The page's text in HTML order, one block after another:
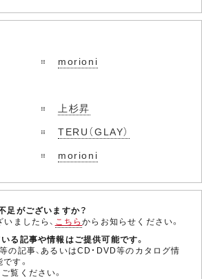
morioni
上杉昇
TERU（GLAY）
morioni
足がございますか？
ましたら、 こちらからお知らせください。
る記事や情報はご提供可能です。
の記事、あるいはCD・DVD等のカタログ情
す。
覧ください。